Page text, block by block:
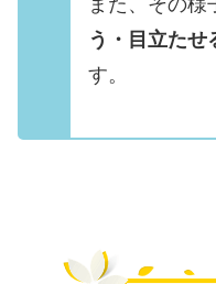
また、その様
う・目立たせ
す。